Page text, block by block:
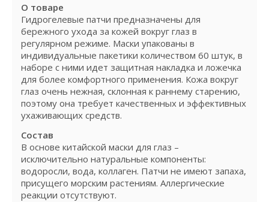
О товаре
Гидрогелевые патчи предназначены для
бережного ухода за кожей вокруг глаз в
регулярном режиме. Маски упакованы в
индивидуальные пакетики количеством 60 штук, в
наборе с ними идет защитная накладка и ложечка
для более комфортного применения. Кожа вокруг
глаз очень нежная, склонная к раннему старению,
поэтому она требует качественных и эффективных
ухаживающих средств.
Состав
В основе китайской маски для глаз –
исключительно натуральные компоненты:
водоросли, вода, коллаген. Патчи не имеют запаха,
присущего морским растениям. Аллергические
реакции отсутствуют.